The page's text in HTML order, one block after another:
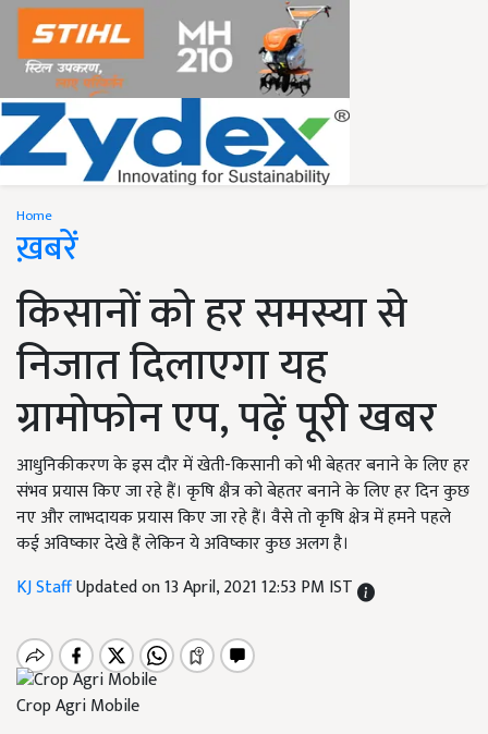
Home
ख़बरें
किसानों को हर समस्या से
निजात दिलाएगा यह
ग्रामोफोन एप, पढ़ें पूरी खबर
आधुनिकीकरण के इस दौर में खेती-किसानी को भी बेहतर बनाने के लिए हर
संभव प्रयास किए जा रहे हैं। कृषि क्षैत्र को बेहतर बनाने के लिए हर दिन कुछ
नए और लाभदायक प्रयास किए जा रहे हैं। वैसे तो कृषि क्षेत्र में हमने पहले
कई अविष्कार देखे हैं लेकिन ये अविष्कार कुछ अलग है।
KJ StaffUpdated on 13 April, 2021 12:53 PM IST
Crop Agri Mobile